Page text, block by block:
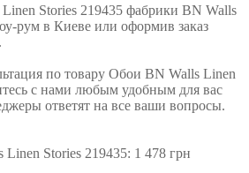
Stories 219435 фабрики BN Walls
рум в Киеве или оформив заказ
по товару Обои BN Walls Linen
с нами любым удобным для вас
ответят на все ваши вопросы.
Stories 219435: 1 478 грн